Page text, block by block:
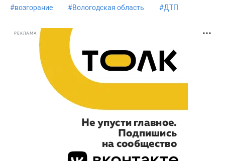
#возгорание #Вологодская область #ДТП
РЕКЛАМА